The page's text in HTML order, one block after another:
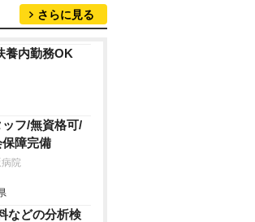
さらに見る
養内勤務OK
ッフ/無資格可/
障完備
院
などの分析検